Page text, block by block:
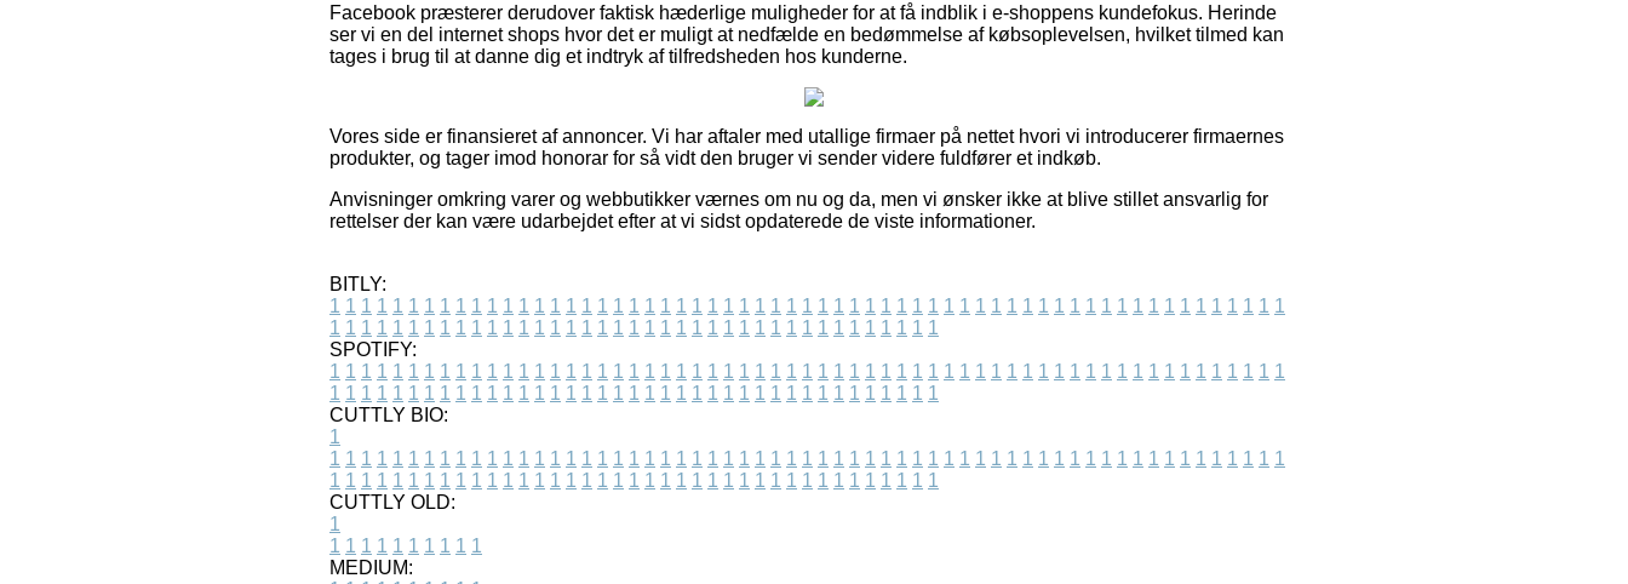
Facebook præsterer derudover faktisk hæderlige muligheder for at få indblik i e-shoppens kundefokus. Herinde
ser vi en del internet shops hvor det er muligt at nedfælde en bedømmelse af købsoplevelsen, hvilket tilmed kan
tages i brug til at danne dig et indtryk af tilfredsheden hos kunderne.
Vores side er finansieret af annoncer. Vi har aftaler med utallige firmaer på nettet hvori vi introducerer firmaernes
produkter, og tager imod honorar for så vidt den bruger vi sender videre fuldfører et indkøb.
Anvisninger omkring varer og webbutikker værnes om nu og da, men vi ønsker ikke at blive stillet ansvarlig for
rettelser der kan være udarbejdet efter at vi sidst opdaterede de viste informationer.
BITLY:
1 1 1 1 1 1 1 1 1 1 1 1 1 1 1 1 1 1 1 1 1 1 1 1 1 1 1 1 1 1 1 1 1 1 1 1 1 1 1 1 1 1 1 1 1 1 1 1 1 1 1 1 1 1 1 1 1 1 1 1 1
1 1 1 1 1 1 1 1 1 1 1 1 1 1 1 1 1 1 1 1 1 1 1 1 1 1 1 1 1 1 1 1 1 1 1 1 1 1 1
SPOTIFY:
1 1 1 1 1 1 1 1 1 1 1 1 1 1 1 1 1 1 1 1 1 1 1 1 1 1 1 1 1 1 1 1 1 1 1 1 1 1 1 1 1 1 1 1 1 1 1 1 1 1 1 1 1 1 1 1 1 1 1 1 1
1 1 1 1 1 1 1 1 1 1 1 1 1 1 1 1 1 1 1 1 1 1 1 1 1 1 1 1 1 1 1 1 1 1 1 1 1 1 1
CUTTLY BIO:
1
1 1 1 1 1 1 1 1 1 1 1 1 1 1 1 1 1 1 1 1 1 1 1 1 1 1 1 1 1 1 1 1 1 1 1 1 1 1 1 1 1 1 1 1 1 1 1 1 1 1 1 1 1 1 1 1 1 1 1 1 1
1 1 1 1 1 1 1 1 1 1 1 1 1 1 1 1 1 1 1 1 1 1 1 1 1 1 1 1 1 1 1 1 1 1 1 1 1 1 1
CUTTLY OLD:
1
1 1 1 1 1 1 1 1 1 1
MEDIUM: